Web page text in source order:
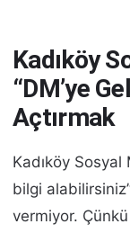
Kadıköy
“DM’ye
Açtırmak
Kadıköy Sosyal
bilgi
vermiyor.